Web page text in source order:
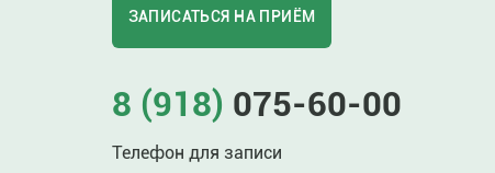
ЗАПИСАТЬСЯ НА ПРИЁМ
8 (918) 075-60-00
Телефон для записи